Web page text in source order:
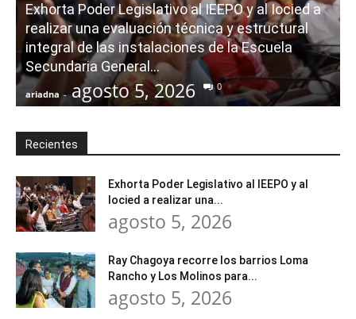
Exhorta Poder Legislativo al IEEPO y al Iocied a
realizar una evaluación técnica y estructural
integral de las instalaciones de la Escuela
Secundaria General...
ariadna - agosto 5, 2026 0
Recientes
Exhorta Poder Legislativo al IEEPO y al
Iocied a realizar una...
agosto 5, 2026
Ray Chagoya recorre los barrios Loma
Rancho y Los Molinos para...
agosto 5, 2026